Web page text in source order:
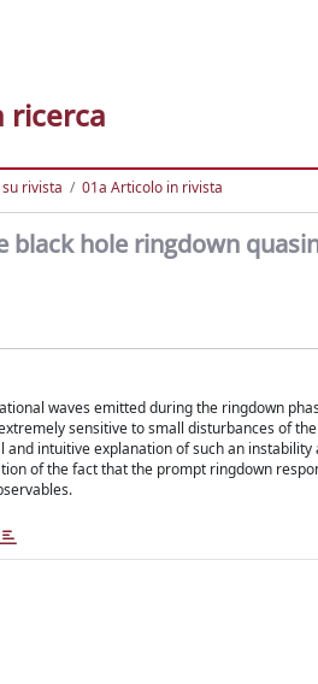
ricerca
rivista 01a Articolo in rivista
black hole ringdown
waves emitted during the ringdown
sensitive to small disturbances of
intuitive explanation of such an
of the fact that the prompt ringdown